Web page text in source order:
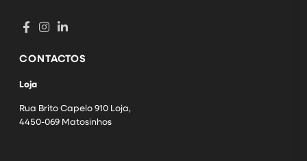
CONTACTOS
Loja
Rua Brito Capelo 910 Loja,
4450-069 Matosinhos